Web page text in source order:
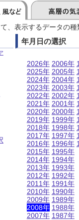
、表示するデータの種
年月日の選択
2026年
2025年
2024年
2023年
2022年
2021年
2020年
2019年
2018年
2017年
2016年
2015年
2014年
2013年
2012年
2011年
2010年
2009年
2008年
2007年
2006年
2005年
2004年
2003年
2002年
2001年
2000年
1999年
1998年
1997年
1996年
1995年
1994年
1993年
1992年
1991年
1990年
1989年
1988年
1987年